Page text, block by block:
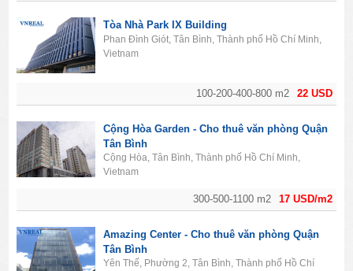
22 USD
100-200-400-800 m2
Tòa Nhà Park IX Building
Phan Đình Giót, Tân Bình, Thành phố Hồ Chí Minh,
Vietnam
17 USD/m2
300-500-1100 m2
Cộng Hòa Garden - Cho thuê văn phòng Quận
Tân Bình
Cộng Hòa, Tân Bình, Thành phố Hồ Chí Minh,
Vietnam
Amazing Center - Cho thuê văn phòng Quận
Tân Bình
Yên Thế, Phường 2, Tân Bình, Thành phố Hồ Chí